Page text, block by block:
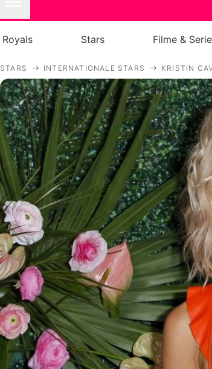
Royals Stars Filme &
STARS INTERNATIONALE STARS KRISTIN